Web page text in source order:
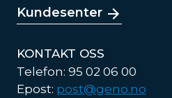
Kundesenter
KONTAKT OSS
Telefon: 95 02 06 00
Epost: post@geno.no